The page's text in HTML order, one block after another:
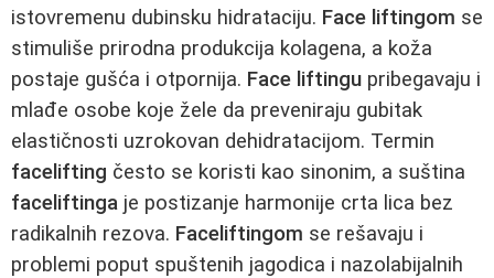
istovremenu dubinsku hidrataciju. Face liftingom se
stimuliše prirodna produkcija kolagena, a koža
postaje gušća i otpornija. Face liftingu pribegavaju i
mlađe osobe koje žele da preveniraju gubitak
elastičnosti uzrokovan dehidratacijom. Termin
facelifting često se koristi kao sinonim, a suština
faceliftinga je postizanje harmonije crta lica bez
radikalnih rezova. Faceliftingom se rešavaju i
problemi poput spuštenih jagodica i nazolabijalnih